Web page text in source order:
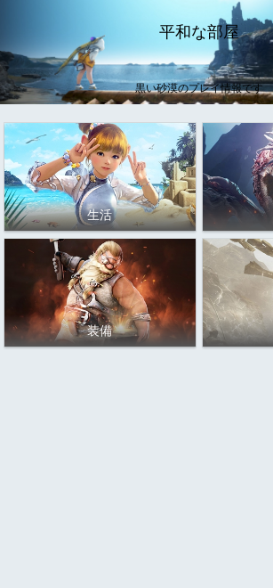
平和な部屋
黒い砂漠のプレイ情報です
生活
装備